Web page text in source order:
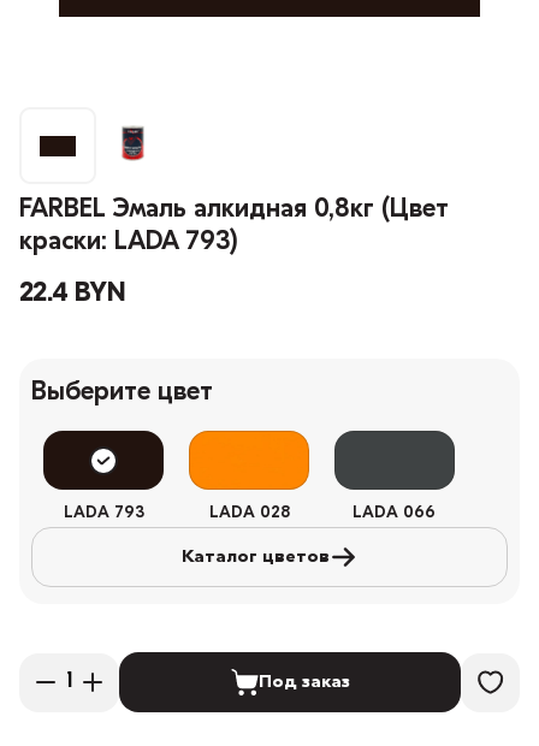
FARBEL Эмаль алкидная 0,8кг (Цвет
краски: LADA 793)
22.4 BYN
Выберите цвет
LADA 793 LADA 028 LADA 066
Каталог цветов
Под заказ